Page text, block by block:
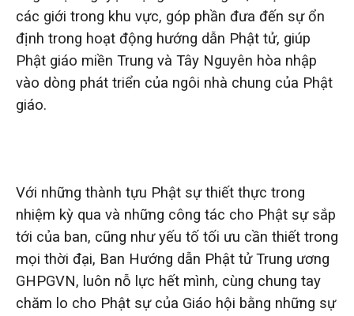
các giới trong khu vực, góp phần đưa đến sự ổn
định trong hoạt động hướng dẫn Phật tử, giúp
Phật giáo miền Trung và Tây Nguyên hòa nhập
vào dòng phát triển của ngôi nhà chung của Phật
giáo.
Với những thành tựu Phật sự thiết thực trong
nhiệm kỳ qua và những công tác cho Phật sự sắp
tới của ban, cũng như yếu tố tối ưu cần thiết trong
mọi thời đại, Ban Hướng dẫn Phật tử Trung ương
GHPGVN, luôn nỗ lực hết mình, cùng chung tay
chăm lo cho Phật sự của Giáo hội bằng những sự